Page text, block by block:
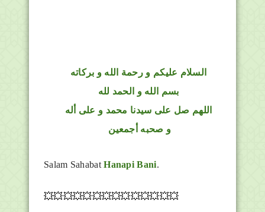
السلام عليكم و رحمة الله و بركاته
بسم الله و الحمد لله
اللهم صل على سيدنا محمد و على أله
و صحبه أجمعين
Salam SahabatHanapi Bani.
💥💥💥💥💥💥💥💥💥💥💥💥💥💥